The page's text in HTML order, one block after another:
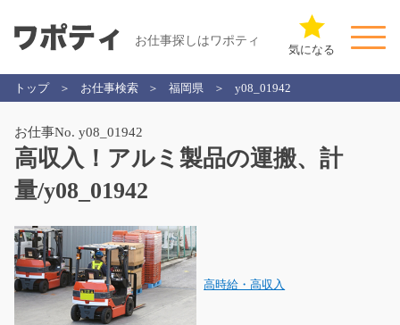
お仕事探しはワポティ
気になる
トップ お仕事検索 福岡県 y08_01942
お仕事No. y08_01942
高収入！アルミ製品の運搬、計
量/y08_01942
高時給・高収入